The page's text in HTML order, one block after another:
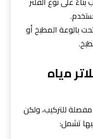
بالوعة المطبخ أو
ﻣﻳﺎه
للتركيب، ولكن
تشمل: